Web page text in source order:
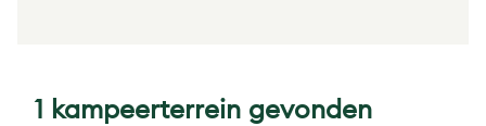
1 kampeerterrein gevonden